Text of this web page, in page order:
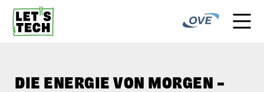
DIE ENERGIE VON MORGEN –